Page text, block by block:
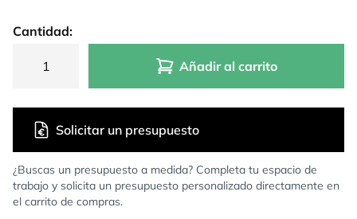
Cantidad:
Añadir al carrito
¿Buscas un presupuesto a medida? Completa tu espacio de
trabajo y solicita un presupuesto personalizado directamente en
el carrito de compras.
Solicitar un presupuesto